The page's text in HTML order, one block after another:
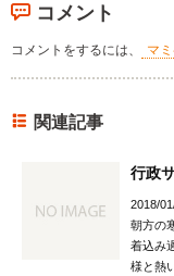
コメント
コメントをするには、 マ
関連記事
行政
2018/
朝方の
着込み
様と熱